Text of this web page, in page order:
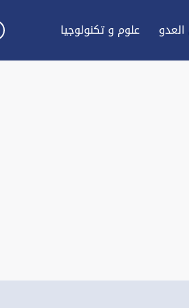
علوم و تكنولوجيا